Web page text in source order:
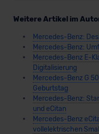
Weitere Artikel im
Mercedes-Benz:
Mercedes-Benz:
Mercedes-Benz E-
Digitalisierung
Mercedes-Benz G
Geburtstag
Mercedes-Benz:
und eCitan
Mercedes-Benz
vollelektrischen